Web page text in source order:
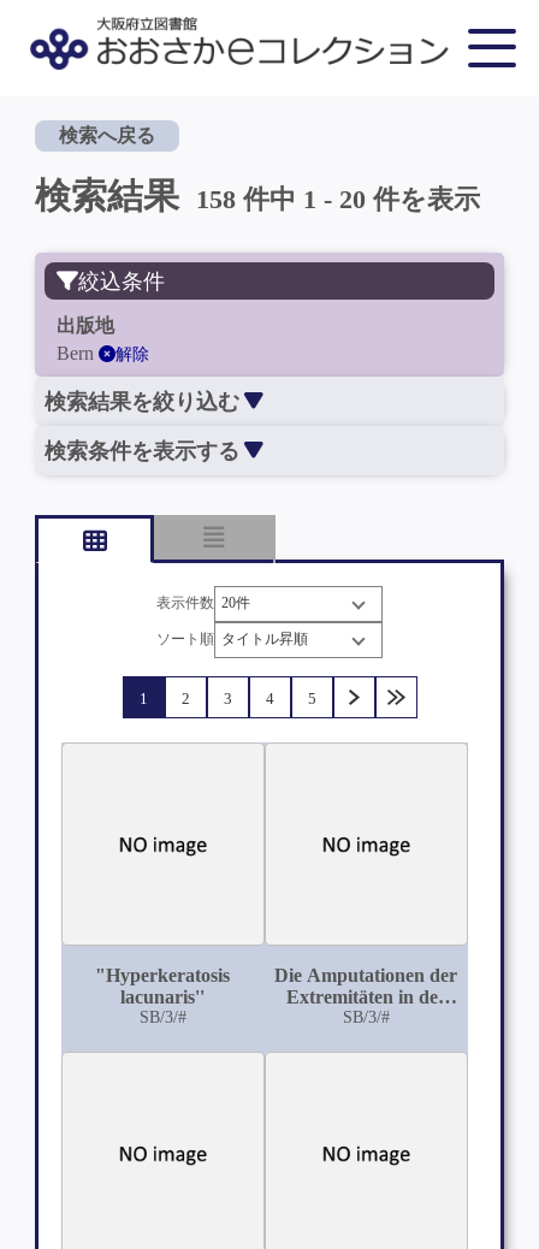
検索へ戻る
検索結果 158 件中 1 - 20 件を表示
絞込条件
出版地
Bern
解除
検索結果を絞り込む
検索条件を表示する
表示件数
ソート順
1 2 3 4 5
"Hyperkeratosis
lacunaris''
SB/3/#
Die Amputationen der
Extremitäten in der
Berner chirurg. Klinik
SB/3/#